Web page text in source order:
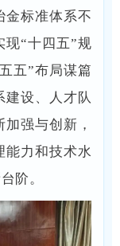
金标准体系不
现“十四五”规
五”布局谋篇
建设、人才队
强与创新，
能力和技术水
阶。